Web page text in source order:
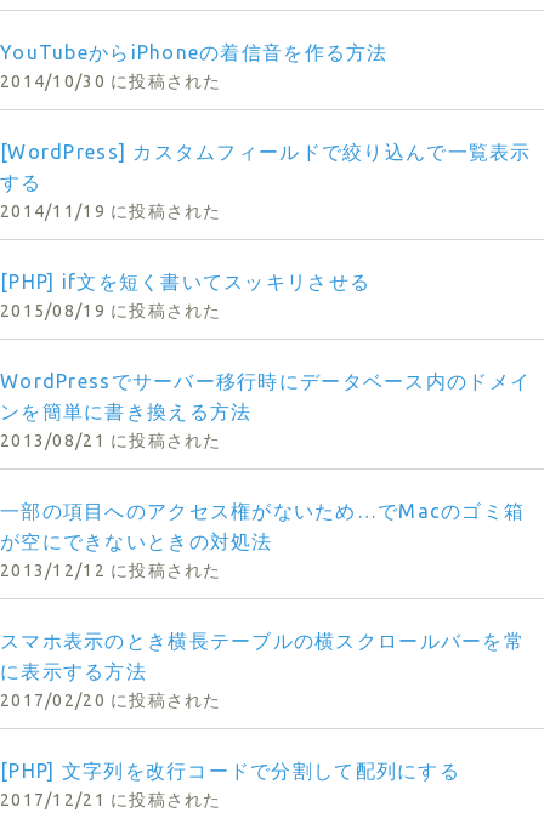
YouTubeからiPhoneの着信音を作る方法
2014/10/30 に投稿された
[WordPress] カスタムフィールドで絞り込んで一覧表示
する
2014/11/19 に投稿された
[PHP] if文を短く書いてスッキリさせる
2015/08/19 に投稿された
WordPressでサーバー移行時にデータベース内のドメイ
ンを簡単に書き換える方法
2013/08/21 に投稿された
一部の項目へのアクセス権がないため…でMacのゴミ箱
が空にできないときの対処法
2013/12/12 に投稿された
スマホ表示のとき横長テーブルの横スクロールバーを常
に表示する方法
2017/02/20 に投稿された
[PHP] 文字列を改行コードで分割して配列にする
2017/12/21 に投稿された